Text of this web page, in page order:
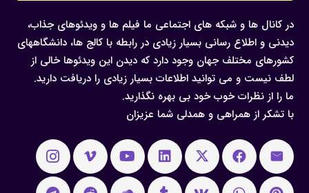
در کانال ها و شبکه های اجتماعی ما فیلم ها و ویدئوهای جذاب،
دیدنی و اطلاع رسانی بسیار زیادی در رابطه با کالج ها، دانشگاههای
کشورهای مختلف جهان وجود دارد که دیدن این ویدئوها خالی از
لطف نیست و می توانید اطلاعات بسیار زیادی را دریافت دارید.
ما را از نظرات خوب خود بی بهره نگذارید.
با تشکر از همراهی و همدلی شما عزیزان